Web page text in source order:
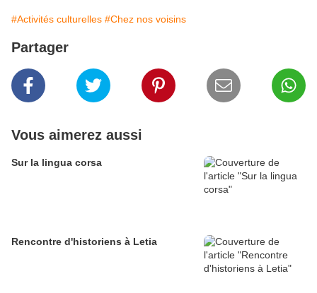
#Activités culturelles #Chez nos voisins
Partager
Vous aimerez aussi
Sur la lingua corsa
Rencontre d'historiens à Letia